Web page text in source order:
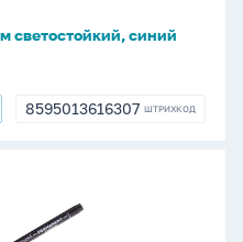
светостойкий, синий
8595013616307
8595013616307 ШТРИХКОД